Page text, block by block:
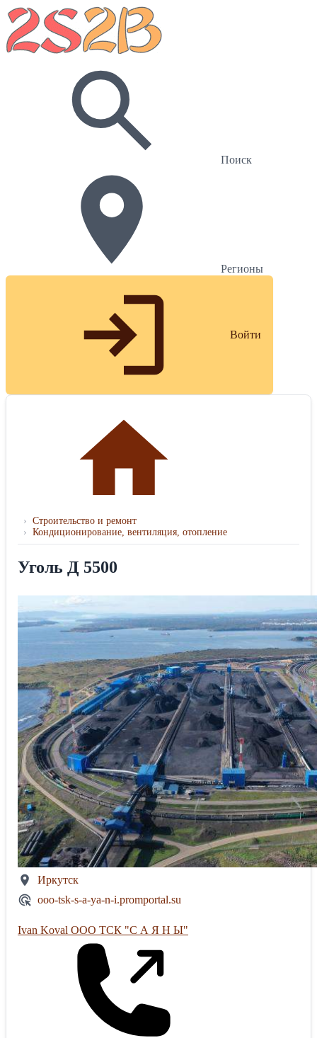
Поиск
Регионы
Войти
› Строительство и ремонт
› Кондиционирование, вентиляция, отопление
Уголь Д 5500
Иркутск
ooo-tsk-s-a-ya-n-i.promportal.su
Ivan Koval ООО ТСК "С А Я Н Ы"